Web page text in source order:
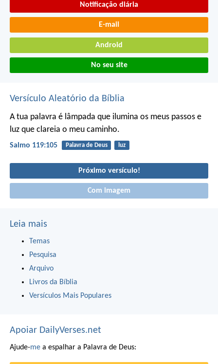
Notificação diária
E-mail
Android
No seu site
Versículo Aleatório da Bíblia
A tua palavra é lâmpada que ilumina os meus passos e
luz que clareia o meu caminho.
Salmo 119:105 Palavra de Deus luz
Próximo versículo!
Com imagem
Leia mais
Temas
Pesquisa
Arquivo
Livros da Bíblia
Versículos Mais Populares
Apoiar DailyVerses.net
Ajude-me a espalhar a Palavra de Deus: